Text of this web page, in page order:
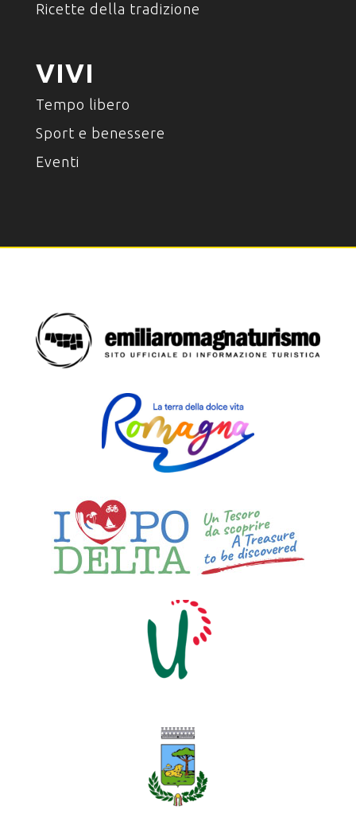
Ricette della tradizione
VIVI
Tempo libero
Sport e benessere
Eventi